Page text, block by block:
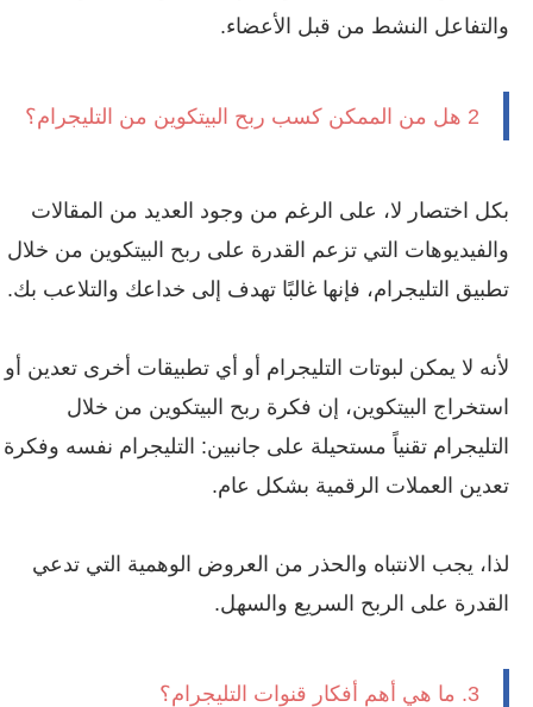
والتفاعل النشط من قبل الأعضاء.
2 هل من الممكن كسب ربح البيتكوين من التليجرام؟
بكل اختصار لا، على الرغم من وجود العديد من المقالات
والفيديوهات التي تزعم القدرة على ربح البيتكوين من خلال
تطبيق التليجرام، فإنها غالبًا تهدف إلى خداعك والتلاعب بك.
لأنه لا يمكن لبوتات التليجرام أو أي تطبيقات أخرى تعدين أو
استخراج البيتكوين، إن فكرة ربح البيتكوين من خلال
التليجرام تقنياً مستحيلة على جانبين: التليجرام نفسه وفكرة
تعدين العملات الرقمية بشكل عام.
لذا، يجب الانتباه والحذر من العروض الوهمية التي تدعي
القدرة على الربح السريع والسهل.
3. ما هي أهم أفكار قنوات التليجرام؟